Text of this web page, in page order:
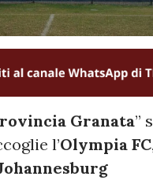
Granata”
l’Olympia FC